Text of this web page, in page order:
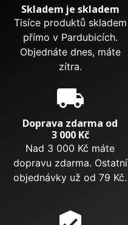
Skladem je skladem
Tisíce produktů skladem
přímo v Pardubicích.
Objednáte dnes, máte
zítra.
local_shipping
Doprava zdarma od
3 000 Kč
Nad 3 000 Kč máte
dopravu zdarma. Ostatní
objednávky už od 79 Kč.